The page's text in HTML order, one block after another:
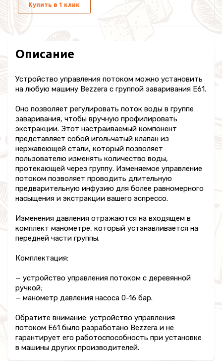
Купить в 1 клик
Описание
Устройство управления потоком можно установить
на любую машину Bezzera с группой заваривания E61.
Оно позволяет регулировать поток воды в группе
заваривания, чтобы вручную профилировать
экстракции. Этот настраиваемый компонент
представляет собой игольчатый клапан из
нержавеющей стали, который позволяет
пользователю изменять количество воды,
протекающей через группу. Изменяемое управление
потоком позволяет проводить длительную
предварительную инфузию для более равномерного
насыщения и экстракции вашего эспрессо.
Изменения давления отражаются на входящем в
комплект манометре, который устанавливается на
передней части группы.
Комплектация:
— устройство управления потоком с деревянной
ручкой;
— манометр давления насоса 0-16 бар.
Обратите внимание: устройство управления
потоком E61 было разработано Bezzera и не
гарантирует его работоспособность при установке
в машины других производителей.